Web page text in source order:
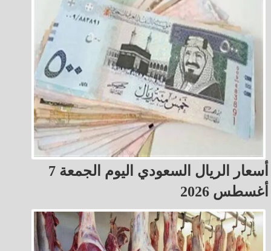
أسعار الريال السعودي اليوم الجمعة 7
أغسطس 2026